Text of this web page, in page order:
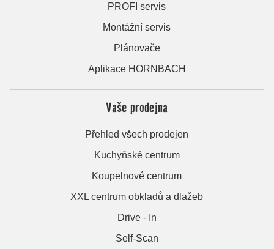
PROFI servis
Montážní servis
Plánovače
Aplikace HORNBACH
Vaše prodejna
Přehled všech prodejen
Kuchyňské centrum
Koupelnové centrum
XXL centrum obkladů a dlažeb
Drive - In
Self-Scan